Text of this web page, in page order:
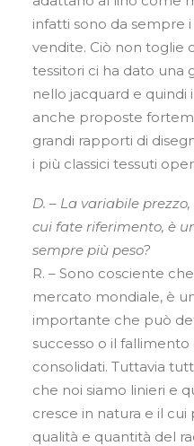
infatti sono da sempre
vendite. Ciò non toglie
tessitori ci ha dato una
nello jacquard e quindi
anche proposte
grandi rapporti di
i più classici tessuti
D. – La variabile
cui fate riferimento, è
sempre più peso?
R. – Sono cosciente
mercato mondiale, è
importante che può
successo o il fallimento
consolidati. Tuttavia
che noi siamo linieri e
cresce in natura e il
qualità e quantità del